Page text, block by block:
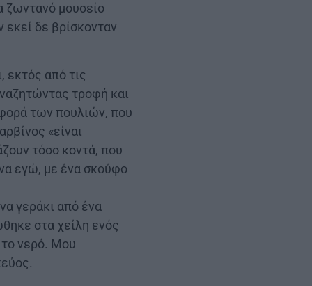
ζωντανό μουσείο
εκεί δε βρίσκονταν
εκτός από τις
τροφή και
των πουλιών, που
«είναι
τόσο κοντά, που
εγώ, με ένα σκούφο
γεράκι από ένα
στα χείλη ενός
το νερό. Μου